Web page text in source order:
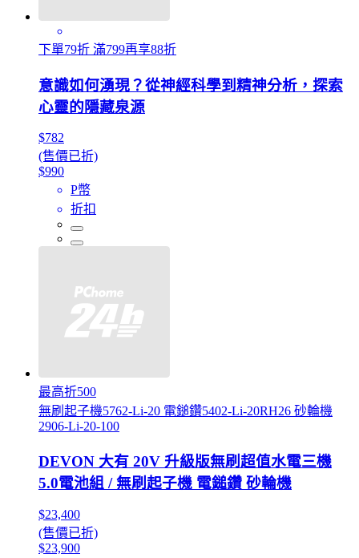
下單79折 滿799再享88折
意識如何湧現？從神經科學到精神分析，探索
心靈的隱藏泉源
$782
(售價已折)
$990
P幣
折扣
最高折500
無刷起子機5762-Li-20 電鎚鑽5402-Li-20RH26 砂輪機
2906-Li-20-100
DEVON 大有 20V 升級版無刷超值水電三機
5.0電池組 / 無刷起子機 電鎚鑽 砂輪機
$23,400
(售價已折)
$23,900